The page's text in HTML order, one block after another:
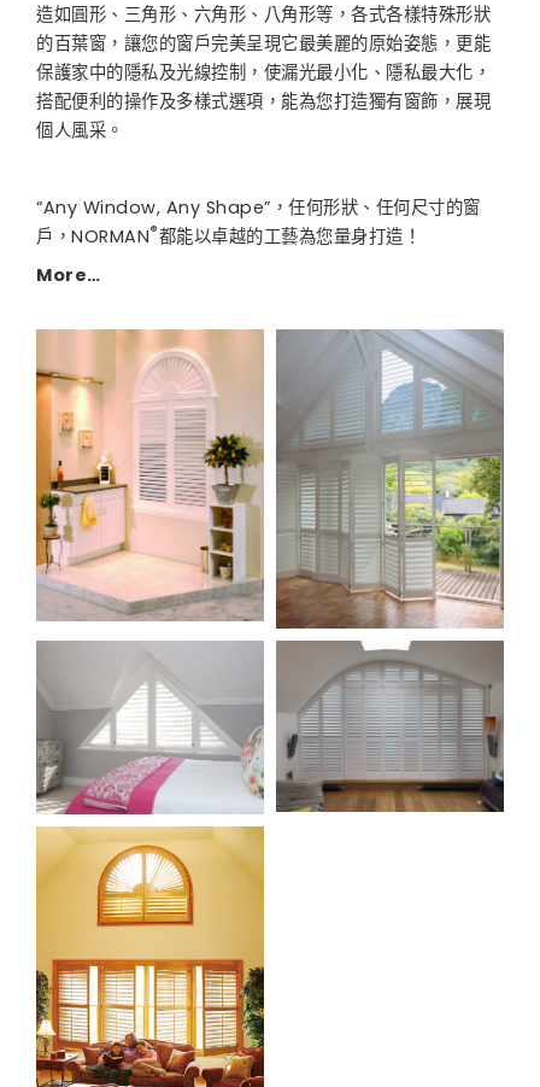
造如圓形、三角形、六角形、八角形等，各式各樣特殊形狀
的百葉窗，讓您的窗戶完美呈現它最美麗的原始姿態，更能
保護家中的隱私及光線控制，使漏光最小化、隱私最大化，
搭配便利的操作及多樣式選項，能為您打造獨有窗飾，展現
個人風采。
“Any Window, Any Shape”，任何形狀、任何尺寸的窗
戶，NORMAN®都能以卓越的工藝為您量身打造！
More…